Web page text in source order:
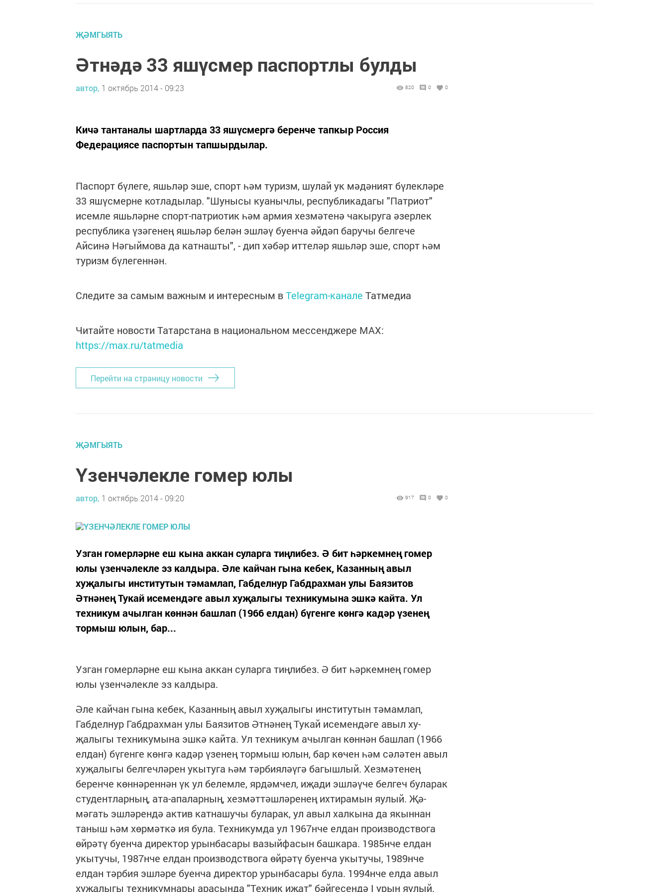
ҖӘМГЫЯТЬ
Әтнәдә 33 яшүсмер паспортлы булды
автор, 1 октябрь 2014 - 09:23 820 0 0
Кичә тантаналы шартларда 33 яшүсмергә беренче тапкыр Россия
Федерациясе паспортын тапшырдылар.
Паспорт бүлеге, яшьләр эше, спорт һәм туризм, шулай ук мәдәният бүлекләре
33 яшүсмерне котладылар. "Шунысы куанычлы, республикадагы "Патриот"
исемле яшьләрне спорт-патриотик һәм армия хезмәтенә чакыруга әзерлек
республика үзәгенең яшьләр белән эшләү буенча әйдәп баручы белгече
Айсинә Нәгыймова да катнашты", - дип хәбәр иттеләр яшьләр эше, спорт һәм
туризм бүлегеннән.
Следите за самым важным и интересным вTelegram-канале Татмедиа
Читайте новости Татарстана в национальном мессенджере MАХ:
https://max.ru/tatmedia
Перейти на страницу новости
ҖӘМГЫЯТЬ
Үзенчәлекле гомер юлы
автор, 1 октябрь 2014 - 09:20 917 0 0
Узган гомерләрне еш кына аккан суларга тиңлибез. Ә бит һәркемнең гомер
юлы үзенчәлек­ле эз калдыра. Әле кайчан гына кебек, Казанның авыл
хуҗалыгы институтын тәмамлап, Габделнур Габдрахман улы Баязитов
Әтнәнең Ту­кай исемендәге авыл ху­­җалыгы техникумына эш­­кә кайта. Ул
техникум ачыл­ган көннән башлап (1966 елдан) бүгенге көнгә кадәр үзенең
тормыш юлын, бар...
Узган гомерләрне еш кына аккан суларга тиңлибез. Ә бит һәркемнең гомер
юлы үзенчәлек­ле эз калдыра.
Әле кайчан гына кебек, Казанның авыл хуҗалыгы институтын тәмамлап,
Габделнур Габдрахман улы Баязитов Әтнәнең Ту­кай исемендәге авыл ху­­
җалыгы техникумына эш­­кә кайта. Ул техникум ачыл­ган көннән башлап (1966
елдан) бүгенге көнгә кадәр үзенең тормыш юлын, бар көчен һәм сә­ләтен авыл
хуҗалыгы бел­гечләрен укытуга һәм тәрбияләүгә багышлый. Хезмәтенең
беренче көн­нәреннән үк ул белем­ле, ярдәмчел, иҗади эш­ләүче белгеч буларак
сту­дентларның, ата-апалар­ның, хезмәттәшләренең ихтирамын яулый. Җә­­
мәгать эшләрендә ак­­тив катнашучы буларак, ул авыл халкына да якыннан
таныш һәм хөр­­мәткә ия була. Техни­кум­да ул 1967нче елдан производствога
өйрәтү буенча директор урынбасары вазыйфасын баш­кара. 1985нче ел­дан
укытучы, 1987нче ел­дан производствога өй­рәтү буенча укытучы, 1989нче
елдан тәрбия эш­ләре буенча директор урын­басары була. 1994нче елда авыл
ху­җа­лыгы техникумнары ара­сында "Техник иҗат" бәй­гесендә I урын яу­лый.